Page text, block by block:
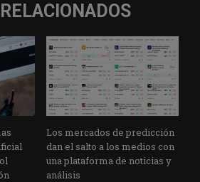
Los mercados de predicción
dan el salto a los medios con
una plataforma de noticias y
análisis